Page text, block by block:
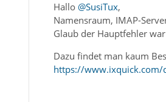
Hallo @SusiTux,
Namensraum, IMAP-
Glaub der Hauptfehler
Dazu findet man kaum
https://www.ixquick.com/